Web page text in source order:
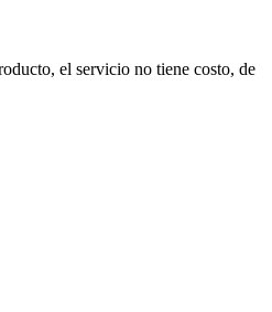
el servicio no tiene costo, de